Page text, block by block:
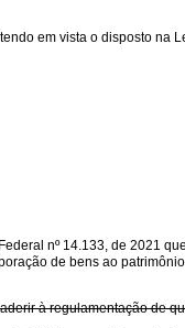
em vista o disposto na
nº 14.133, de 2021
de bens ao
à regulamentação de